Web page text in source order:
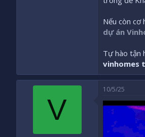
Nếu còn
dự án
Tự hào tận
vinhomes
V
10/5/25